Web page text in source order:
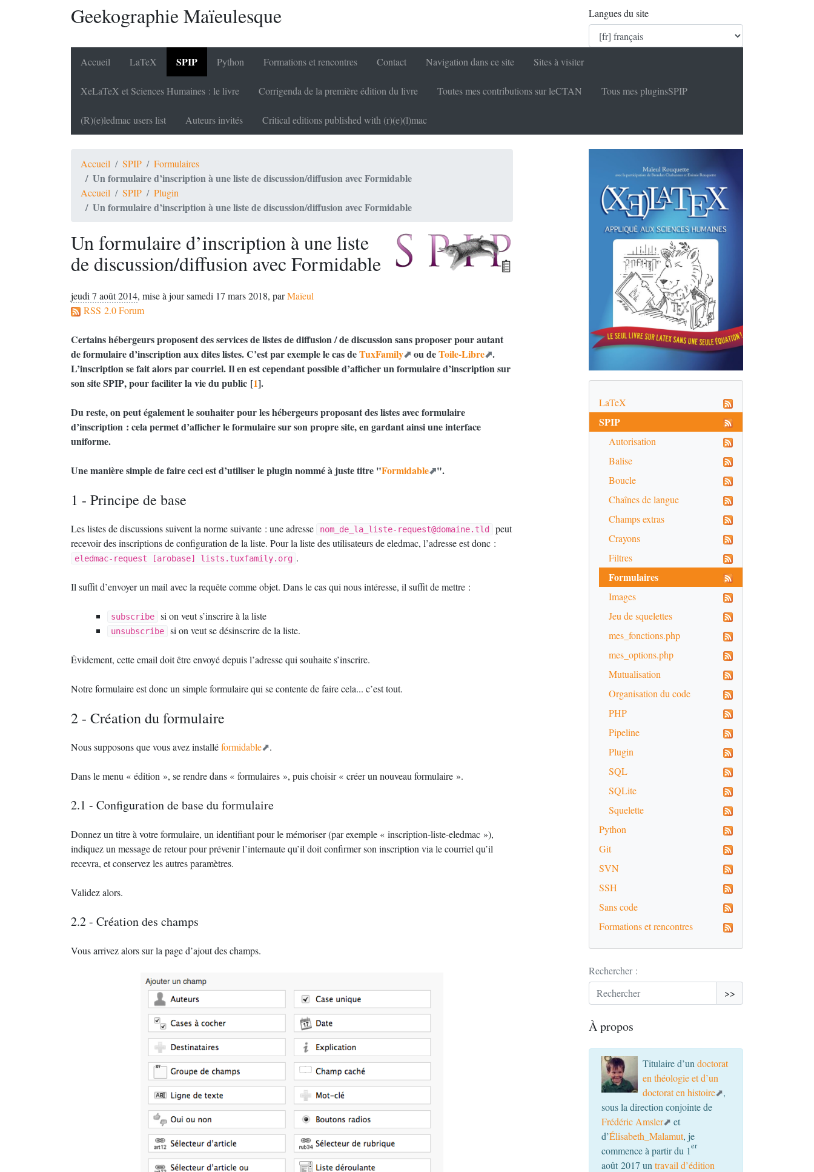
Geekographie Maïeulesque Langues du site
Accueil LaTeX SPIP Python Formations et rencontres Contact Navigation dans ce site Sites à visiter
XeLaTeX et Sciences Humaines : le livre Corrigenda de la première édition du livre Toutes mes contributions sur leCTAN Tous mes pluginsSPIP
(R)(e)ledmac users list Auteurs invités Critical editions published with (r)(e)(l)mac
Accueil SPIP Formulaires
Un formulaire d’inscription à une liste de discussion/diffusion avec Formidable
Accueil SPIP Plugin
Un formulaire d’inscription à une liste de discussion/diffusion avec Formidable
Un formulaire d’inscription à une liste
de discussion/diffusion avec Formidable
jeudi 7 août 2014, mise à jour samedi 17 mars 2018, parMaïeul
RSS 2.0 Forum
Certains hébergeurs proposent des services de listes de diffusion / de discussion sans proposer pour autant
de formulaire d’inscription aux dites listes. C’est par exemple le cas deTuxFamily ou deToile-Libre .
L’inscription se fait alors par courriel. Il en est cependant possible d’afficher un formulaire d’inscription sur
son siteSPIP, pour faciliter la vie du public [1].
Du reste, on peut également le souhaiter pour les hébergeurs proposant des listes avec formulaire
d’inscription : cela permet d’afficher le formulaire sur son propre site, en gardant ainsi une interface
uniforme.
Une manière simple de faire ceci est d’utiliser le plugin nommé à juste titre "Formidable ".
1 - Principe de base
Les listes de discussions suivent la norme suivante : une adresse nom_de_la_liste-request@domaine.tld
peut
recevoir des inscriptions de configuration de la liste. Pour la liste des utilisateurs de eledmac, l’adresse est donc :
eledmac-request [arobase] lists.tuxfamily.org .
Il suffit d’envoyer un mail avec la requête comme objet. Dans le cas qui nous intéresse, il suffit de mettre :
subscribe si on veut s’inscrire à la liste
unsubscribe si on veut se désinscrire de la liste.
Évidement, cette email doit être envoyé depuis l’adresse qui souhaite s’inscrire.
Notre formulaire est donc un simple formulaire qui se contente de faire cela... c’est tout.
2 - Création du formulaire
Nous supposons que vous avez installéformidable .
Dans le menu « édition », se rendre dans « formulaires », puis choisir « créer un nouveau formulaire ».
2.1 - Configuration de base du formulaire
Donnez un titre à votre formulaire, un identifiant pour le mémoriser (par exemple « inscription-liste-eledmac »),
indiquez un message de retour pour prévenir l’internaute qu’il doit confirmer son inscription via le courriel qu’il
recevra, et conservez les autres paramètres.
Validez alors.
2.2 - Création des champs
Vous arrivez alors sur la page d’ajout des champs.
LaTeX
SPIP
Autorisation
Balise
Boucle
Chaînes de langue
Champs extras
Crayons
Filtres
Formulaires
Images
Jeu de squelettes
mes_fonctions.php
mes_options.php
Mutualisation
Organisation du code
PHP
Pipeline
Plugin
SQL
SQLite
Squelette
Python
Git
SVN
SSH
Sans code
Formations et rencontres
Rechercher :
>>
À propos
Titulaire d’un doctorat
en théologie et d’un
doctorat en histoire
,
sous la direction conjointe de
Frédéric Amsler
et
d’Élisabeth_Malamut, je
commence à partir du 1er
août 2017 un travail d’édition